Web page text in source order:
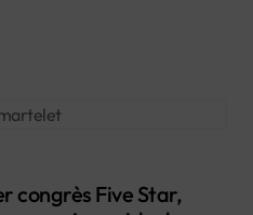
congrès Five Star,